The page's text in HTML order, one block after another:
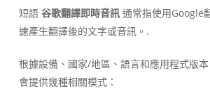
短語 谷歌翻譯即時音訊通常指使用Google
速產生翻譯後的文字或音訊。.
根據設備、國家/地區、語言和應用程式版
會提供幾種相關模式：